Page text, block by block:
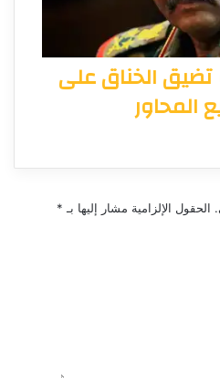
الخناق على
المحاور
الحقول الإلزامية مشار إليها بـ *